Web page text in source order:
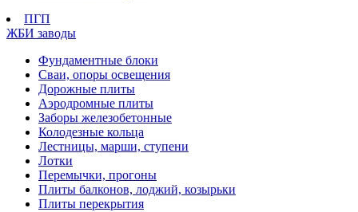
ПГП
ЖБИ заводы
Фундаментные блоки
Сваи, опоры освещения
Дорожные плиты
Аэродромные плиты
Заборы железобетонные
Колодезные кольца
Лестницы, марши, ступени
Лотки
Перемычки, прогоны
Плиты балконов, лоджий, козырьки
Плиты перекрытия